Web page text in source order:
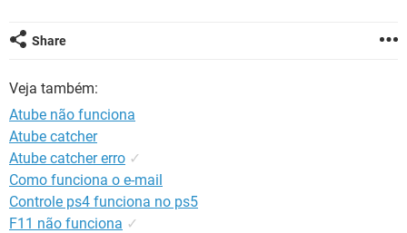
Share
Veja também:
Atube não funciona
Atube catcher
Atube catcher erro ✓
Como funciona o e-mail
Controle ps4 funciona no ps5
F11 não funciona ✓